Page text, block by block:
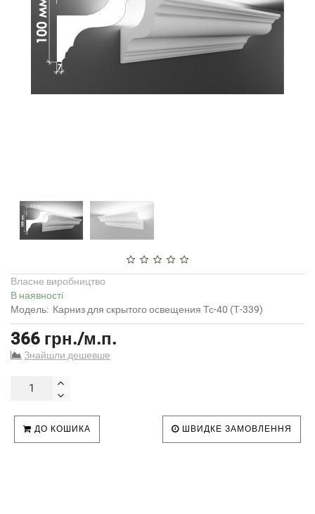
Власне виробництво
В наявності
Модель: Карниз для скрытого освещения Тс-40 (Т-339)
366 грн./м.п.
Знайшли дешевше
ДО КОШИКА ШВИДКЕ ЗАМОВЛЕННЯ